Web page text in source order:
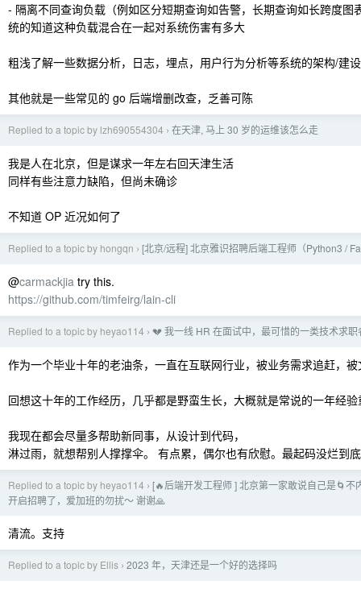
- 隔离不同查询负载（例如区分短期查询如告警，长期查询如长跨度图
统的知道这种负载混合在一起对系统伤害有多大
粗浅了解一些数据分析，日志，埋点，用户行为分析等系统的架构/建设
其他就是一些常见的 go 后端增删改查，乏善可陈
Replied to a topic by lzh690554304 › 在天津, 马上 30 岁的运维该怎么走
我是人在北京，但是谋求一年左右回天津生活
同样有些注意力缺陷，但尚未确诊
不知道 OP 近况如何了
Replied to a topic by hongqn › [北京/远程] 北京雅识招聘后端工程师（Python3 /
@carmackjia try this.
https://github.com/timfeirg/lain-cli
Replied to a topic by heyao114 › 💔 我一线 HR 在面试中，最可惜的一类技术求
作为一个毕业十年的老油条，一直在互联网行业，被业务需求追赶，
回想这十年的工作经历，几乎都是野蛮生长，大概就是常说的一年经
我现在都会尽量多帮助新同事，从设计到代码，
淋过雨，就想帮别人撑撑伞。 有点累，偶尔也有欣慰。最起码没烂到底
Replied to a topic by heyao114 › [🔥后端开发工程师 ] 北京第一家敢说自己是🌀不
开启招聘了，爱加班的勿扰～ 谢谢🙏
清流。支持
Replied to a topic by Ellis › 2023 年，天津还是一个好的选择吗